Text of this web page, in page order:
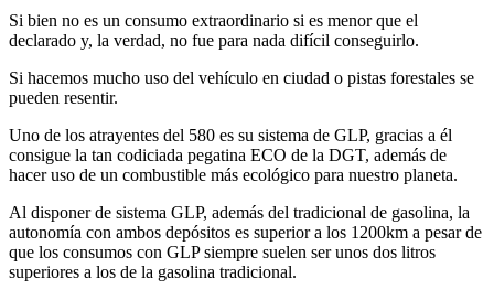
Si bien no es un consumo extraordinario si es menor que el
declarado y, la verdad, no fue para nada difícil conseguirlo.
Si hacemos mucho uso del vehículo en ciudad o pistas forestales se
pueden resentir.
Uno de los atrayentes del 580 es su sistema de GLP, gracias a él
consigue la tan codiciada pegatina ECO de la DGT, además de
hacer uso de un combustible más ecológico para nuestro planeta.
Al disponer de sistema GLP, además del tradicional de gasolina, la
autonomía con ambos depósitos es superior a los 1200km a pesar de
que los consumos con GLP siempre suelen ser unos dos litros
superiores a los de la gasolina tradicional.